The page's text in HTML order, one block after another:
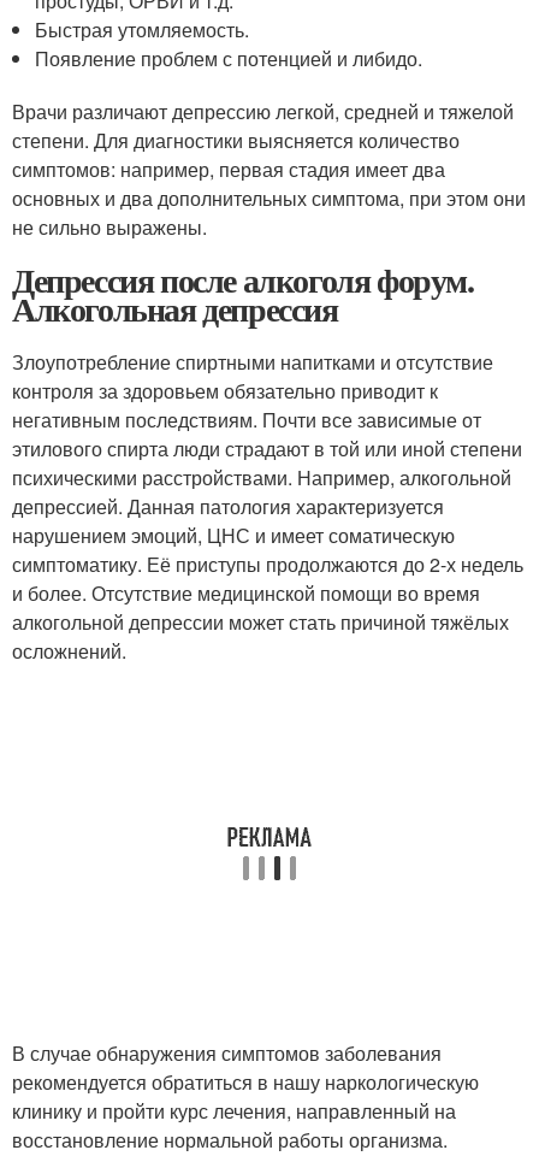
Быстрая утомляемость.
Появление проблем с потенцией и либидо.
Врачи различают депрессию легкой, средней и тяжелой
степени. Для диагностики выясняется количество
симптомов: например, первая стадия имеет два
основных и два дополнительных симптома, при этом они
не сильно выражены.
Депрессия после алкоголя форум.
Алкогольная депрессия
Злоупотребление спиртными напитками и отсутствие
контроля за здоровьем обязательно приводит к
негативным последствиям. Почти все зависимые от
этилового спирта люди страдают в той или иной степени
психическими расстройствами. Например, алкогольной
депрессией. Данная патология характеризуется
нарушением эмоций, ЦНС и имеет соматическую
симптоматику. Её приступы продолжаются до 2-х недель
и более. Отсутствие медицинской помощи во время
алкогольной депрессии может стать причиной тяжёлых
осложнений.
В случае обнаружения симптомов заболевания
рекомендуется обратиться в нашу наркологическую
клинику и пройти курс лечения, направленный на
восстановление нормальной работы организма.